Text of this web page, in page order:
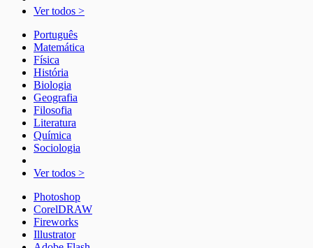
Ver todos >
Português
Matemática
Física
História
Biologia
Geografia
Filosofia
Literatura
Química
Sociologia
Ver todos >
Photoshop
CorelDRAW
Fireworks
Illustrator